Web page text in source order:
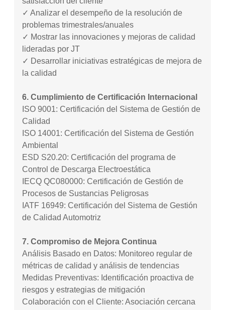
✓ Analizar el desempeño de la resolución de
problemas trimestrales/anuales
✓ Mostrar las innovaciones y mejoras de calidad
lideradas por JT
✓ Desarrollar iniciativas estratégicas de mejora de
la calidad
6. Cumplimiento de Certificación Internacional
ISO 9001: Certificación del Sistema de Gestión de
Calidad
ISO 14001: Certificación del Sistema de Gestión
Ambiental
ESD S20.20: Certificación del programa de
Control de Descarga Electroestática
IECQ QC080000: Certificación de Gestión de
Procesos de Sustancias Peligrosas
IATF 16949: Certificación del Sistema de Gestión
de Calidad Automotriz
7. Compromiso de Mejora Continua
Análisis Basado en Datos: Monitoreo regular de
métricas de calidad y análisis de tendencias
Medidas Preventivas: Identificación proactiva de
riesgos y estrategias de mitigación
Colaboración con el Cliente: Asociación cercana